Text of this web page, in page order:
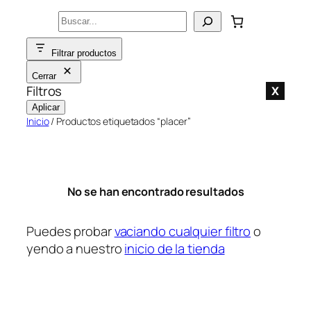
contenido
Buscar
Filtrar productos
Cerrar
Filtros X
Aplicar
Inicio/ Productos etiquetados “placer”
No se han encontrado resultados
Puedes probarvaciando cualquier filtroo
yendo a nuestroinicio de la tienda